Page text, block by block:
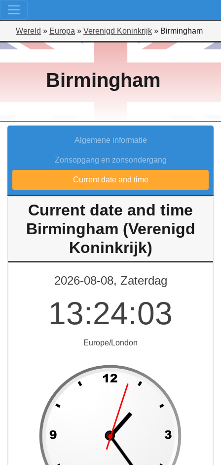
Wereld » Europa » Verenigd Koninkrijk » Birmingham
Birmingham
Algemene informatie
Zonsopgang en zonsondergang
Current date and time
Current date and time
Birmingham (Verenigd
Koninkrijk)
2026-08-08, Zaterdag
13:24:03
Europe/London